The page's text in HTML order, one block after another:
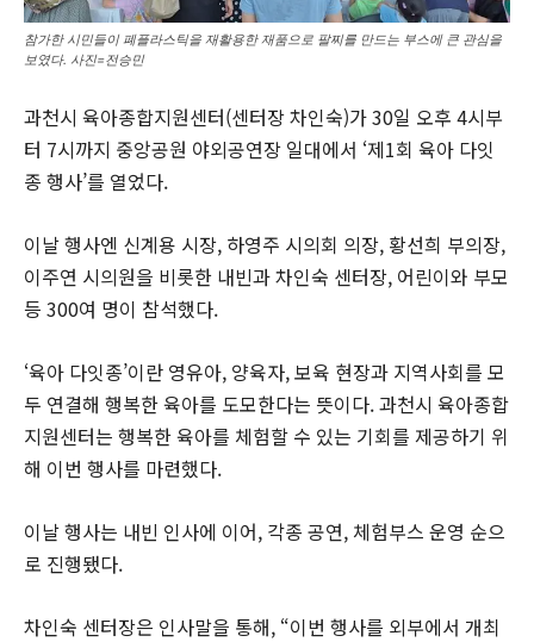
참가한 시민들이 폐플라스틱을 재활용한 재품으로 팔찌를 만드는 부스에 큰 관심을
보였다. 사진=전승민
과천시 육아종합지원센터(센터장 차인숙)가 30일 오후 4시부
터 7시까지 중앙공원 야외공연장 일대에서 ‘제1회 육아 다잇
종 행사’를 열었다.
이날 행사엔 신계용 시장, 하영주 시의회 의장, 황선희 부의장,
이주연 시의원을 비롯한 내빈과 차인숙 센터장, 어린이와 부모
등 300여 명이 참석했다.
‘육아 다잇종’이란 영유아, 양육자, 보육 현장과 지역사회를 모
두 연결해 행복한 육아를 도모한다는 뜻이다. 과천시 육아종합
지원센터는 행복한 육아를 체험할 수 있는 기회를 제공하기 위
해 이번 행사를 마련했다.
이날 행사는 내빈 인사에 이어, 각종 공연, 체험부스 운영 순으
로 진행됐다.
차인숙 센터장은 인사말을 통해, “이번 행사를 외부에서 개최